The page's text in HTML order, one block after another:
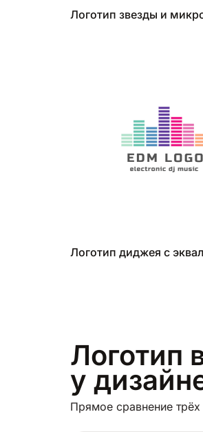
Логотип звезды и
Логотип диджея с
Логотип
у
Прямое сравнение